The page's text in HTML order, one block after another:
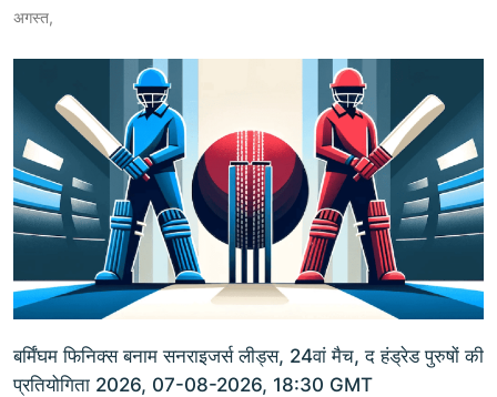
अगस्त,
बर्मिंघम फिनिक्स बनाम सनराइजर्स लीड्स, 24वां मैच, द हंड्रेड पुरुषों की
प्रतियोगिता 2026, 07-08-2026, 18:30 GMT